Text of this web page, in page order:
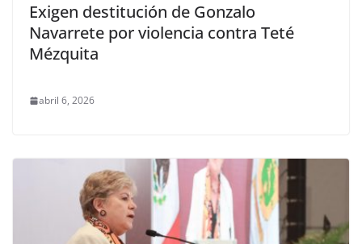
Exigen destitución de Gonzalo
Navarrete por violencia contra Teté
Mézquita
abril 6, 2026